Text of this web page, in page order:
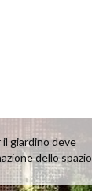
il giardino deve
dello spazio